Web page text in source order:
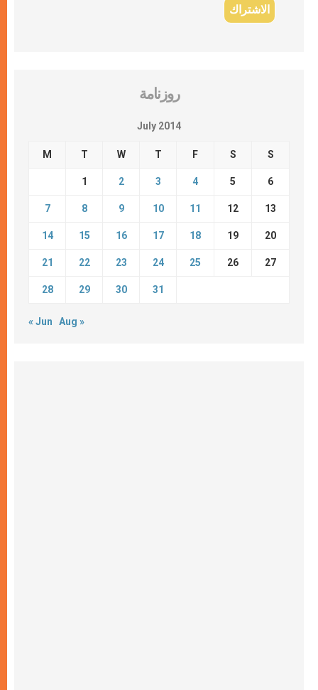
روزنامة
July 2014
M T W T F S S
1 2 3 4 5 6
7 8 9 10 11 12 13
14 15 16 17 18 19 20
21 22 23 24 25 26 27
28 29 30 31
« Jun Aug »